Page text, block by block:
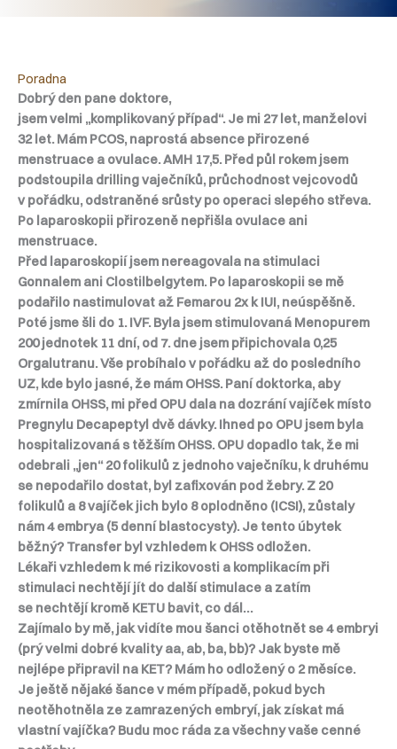
Poradna
Dobrý den pane doktore,
jsem velmi „komplikovaný případ“. Je mi 27 let, manželovi
32 let. Mám PCOS, naprostá absence přirozené
menstruace a ovulace. AMH 17,5. Před půl rokem jsem
podstoupila drilling vaječníků, průchodnost vejcovodů
v pořádku, odstraněné srůsty po operaci slepého střeva.
Po laparoskopii přirozeně nepřišla ovulace ani
menstruace.
Před laparoskopií jsem nereagovala na stimulaci
Gonnalem ani Clostilbelgytem. Po laparoskopii se mě
podařilo nastimulovat až Femarou 2x k IUI, neúspěšně.
Poté jsme šli do 1. IVF. Byla jsem stimulovaná Menopurem
200 jednotek 11 dní, od 7. dne jsem připichovala 0,25
Orgalutranu. Vše probíhalo v pořádku až do posledního
UZ, kde bylo jasné, že mám OHSS. Paní doktorka, aby
zmírnila OHSS, mi před OPU dala na dozrání vajíček místo
Pregnylu Decapeptyl dvě dávky. Ihned po OPU jsem byla
hospitalizovaná s těžším OHSS. OPU dopadlo tak, že mi
odebrali „jen“ 20 folikulů z jednoho vaječníku, k druhému
se nepodařilo dostat, byl zafixován pod žebry. Z 20
folikulů a 8 vajíček jich bylo 8 oplodněno (ICSI), zůstaly
nám 4 embrya (5 denní blastocysty). Je tento úbytek
běžný? Transfer byl vzhledem k OHSS odložen.
Lékaři vzhledem k mé rizikovosti a komplikacím při
stimulaci nechtějí jít do další stimulace a zatím
se nechtějí kromě KETU bavit, co dál…
Zajímalo by mě, jak vidíte mou šanci otěhotnět se 4 embryi
(prý velmi dobré kvality aa, ab, ba, bb)? Jak byste mě
nejlépe připravil na KET? Mám ho odložený o 2 měsíce.
Je ještě nějaké šance v mém případě, pokud bych
neotěhotněla ze zamrazených embryí, jak získat má
vlastní vajíčka? Budu moc ráda za všechny vaše cenné